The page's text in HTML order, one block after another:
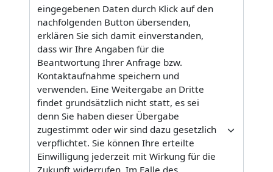
eingegebenen Daten durch Klick auf den
nachfolgenden Button übersenden,
erklären Sie sich damit einverstanden,
dass wir Ihre Angaben für die
Beantwortung Ihrer Anfrage bzw.
Kontaktaufnahme speichern und
verwenden. Eine Weitergabe an Dritte
findet grundsätzlich nicht statt, es sei
denn Sie haben dieser Übergabe
zugestimmt oder wir sind dazu gesetzlich
verpflichtet. Sie können Ihre erteilte
Einwilligung jederzeit mit Wirkung für die
Zukunft widerrufen. Im Falle des